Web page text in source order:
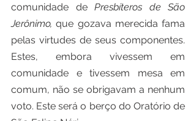
comunidade de Presbíteros de São
Jerônimo, que gozava merecida fama
pelas virtudes de seus componentes.
Estes, embora vivessem em
comunidade e tivessem mesa em
comum, não se obrigavam a nenhum
voto. Este será o berço do Oratório de